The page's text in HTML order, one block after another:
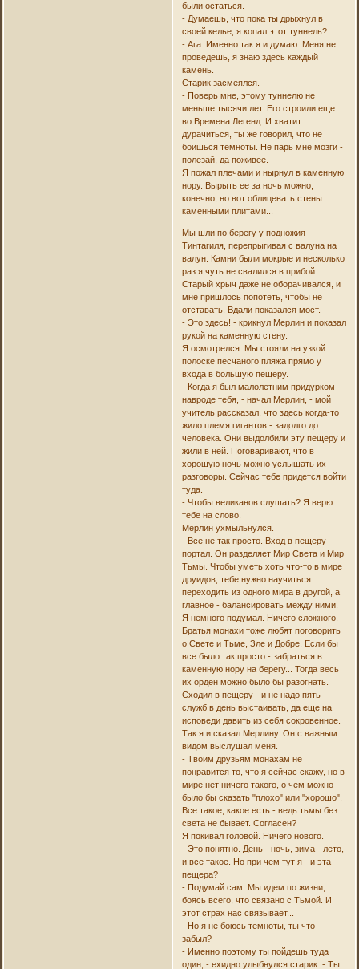
были остаться.
- Думаешь, что пока ты дрыхнул в
своей келье, я копал этот туннель?
- Ага. Именно так я и думаю. Меня не
проведешь, я знаю здесь каждый
камень.
Старик засмеялся.
- Поверь мне, этому туннелю не
меньше тысячи лет. Его строили еще
во Времена Легенд. И хватит
дурачиться, ты же говорил, что не
боишься темноты. Не парь мне мозги -
полезай, да поживее.
Я пожал плечами и нырнул в каменную
нору. Вырыть ее за ночь можно,
конечно, но вот облицевать стены
каменными плитами...
Мы шли по берегу у подножия
Тинтагиля, перепрыгивая с валуна на
валун. Камни были мокрые и несколько
раз я чуть не свалился в прибой.
Старый хрыч даже не оборачивался, и
мне пришлось попотеть, чтобы не
отставать. Вдали показался мост.
- Это здесь! - крикнул Мерлин и показал
рукой на каменную стену.
Я осмотрелся. Мы стояли на узкой
полоске песчаного пляжа прямо у
входа в большую пещеру.
- Когда я был малолетним придурком
навроде тебя, - начал Мерлин, - мой
учитель рассказал, что здесь когда-то
жило племя гигантов - задолго до
человека. Они выдолбили эту пещеру и
жили в ней. Поговаривают, что в
хорошую ночь можно услышать их
разговоры. Сейчас тебе придется войти
туда.
- Чтобы великанов слушать? Я верю
тебе на слово.
Мерлин ухмыльнулся.
- Все не так просто. Вход в пещеру -
портал. Он разделяет Мир Света и Мир
Тьмы. Чтобы уметь хоть что-то в мире
друидов, тебе нужно научиться
переходить из одного мира в другой, а
главное - балансировать между ними.
Я немного подумал. Ничего сложного.
Братья монахи тоже любят поговорить
о Свете и Тьме, Зле и Добре. Если бы
все было так просто - забраться в
каменную нору на берегу... Тогда весь
их орден можно было бы разогнать.
Сходил в пещеру - и не надо пять
служб в день выстаивать, да еще на
исповеди давить из себя сокровенное.
Так я и сказал Мерлину. Он с важным
видом выслушал меня.
- Твоим друзьям монахам не
понравится то, что я сейчас скажу, но в
мире нет ничего такого, о чем можно
было бы сказать "плохо" или "хорошо".
Все такое, какое есть - ведь тьмы без
света не бывает. Согласен?
Я покивал головой. Ничего нового.
- Это понятно. День - ночь, зима - лето,
и все такое. Но при чем тут я - и эта
пещера?
- Подумай сам. Мы идем по жизни,
боясь всего, что связано с Тьмой. И
этот страх нас связывает...
- Но я не боюсь темноты, ты что -
забыл?
- Именно поэтому ты пойдешь туда
один, - ехидно улыбнулся старик. - Ты